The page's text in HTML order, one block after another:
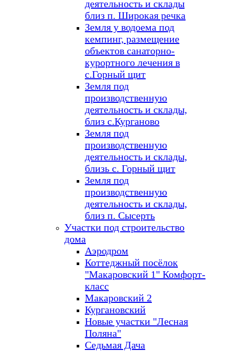
деятельность и склады
близ п. Широкая речка
Земля у водоема под
кемпинг, размещение
объектов санаторно-
курортного лечения в
с.Горный щит
Земля под
производственную
деятельность и склады,
близ с.Курганово
Земля под
производственную
деятельность и склады,
близь с. Горный щит
Земля под
производственную
деятельность и склады,
близ п. Сысерть
Участки под строительство
дома
Аэродром
Коттеджный посёлок
"Макаровский 1" Комфорт-
класс
Макаровский 2
Кургановский
Новые участки "Лесная
Поляна"
Седьмая Дача